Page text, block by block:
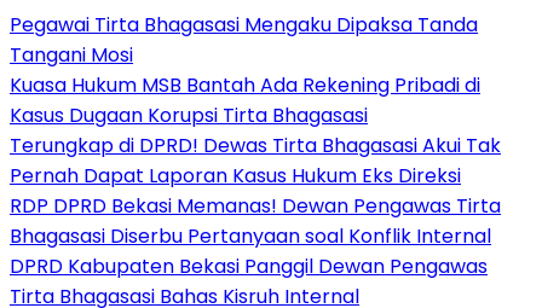
Pegawai Tirta Bhagasasi Mengaku Dipaksa Tanda
Tangani Mosi
Kuasa Hukum MSB Bantah Ada Rekening Pribadi di
Kasus Dugaan Korupsi Tirta Bhagasasi
Terungkap di DPRD! Dewas Tirta Bhagasasi Akui Tak
Pernah Dapat Laporan Kasus Hukum Eks Direksi
RDP DPRD Bekasi Memanas! Dewan Pengawas Tirta
Bhagasasi Diserbu Pertanyaan soal Konflik Internal
DPRD Kabupaten Bekasi Panggil Dewan Pengawas
Tirta Bhagasasi Bahas Kisruh Internal